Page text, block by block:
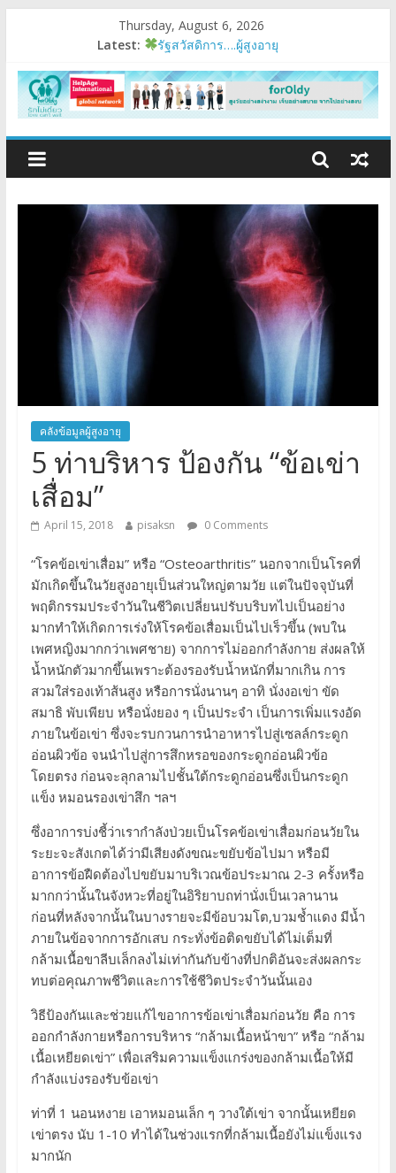
Thursday, August 6, 2026
Latest:
รัฐสวัสดิการ….ผู้สูงอายุ
มนุษย์ต่างวัย
Fest 2026
แรงบันดาลใจหนึ่ง
คลังข้อมูลผู้สูงอายุ
5 ท่าบริหาร ป้องกัน “ข้อเข่า
เสื่อม”
April 15, 2018 pisaksn 0 Comments
“โรคข้อเข่าเสื่อม” หรือ “Osteoarthritis” นอกจากเป็นโรคที่
มักเกิดขึ้นในวัยสูงอายุเป็นส่วนใหญ่ตามวัย แต่ในปัจจุบันที่
พฤติกรรมประจำวันในชีวิตเปลี่ยนปรับบริบทไปเป็นอย่าง
มากทำให้เกิดการเร่งให้โรคข้อเสื่อมเป็นไปเร็วขึ้น (พบใน
เพศหญิงมากกว่าเพศชาย) จากการไม่ออกกำลังกาย ส่งผลให้
น้ำหนักตัวมากขึ้นเพราะต้องรองรับน้ำหนักที่มากเกิน การ
สวมใส่รองเท้าส้นสูง หรือการนั่งนานๆ อาทิ นั่งงอเข่า ขัด
สมาธิ พับเพียบ หรือนั่งยอง ๆ เป็นประจำ เป็นการเพิ่มแรงอัด
ภายในข้อเข่า ซึ่งจะรบกวนการนำอาหารไปสู่เซลล์กระดูก
อ่อนผิวข้อ จนนำไปสู่การสึกหรอของกระดูกอ่อนผิวข้อ
โดยตรง ก่อนจะลุกลามไปชั้นใต้กระดูกอ่อนซึ่งเป็นกระดูก
แข็ง หมอนรองเข่าสึก ฯลฯ
ซึ่งอาการบ่งชี้ว่าเรากำลังป่วยเป็นโรคข้อเข่าเสื่อมก่อนวัยใน
ระยะจะสังเกตได้ว่ามีเสียงดังขณะขยับข้อไปมา หรือมี
อาการข้อฝืดต้องไปขยับมาบริเวณข้อประมาณ 2-3 ครั้งหรือ
มากกว่านั้นในจังหวะที่อยู่ในอิริยาบถท่านั่งเป็นเวลานาน
ก่อนที่หลังจากนั้นในบางรายจะมีข้อบวมโต,บวมช้ำแดง มีน้ำ
ภายในข้อจากการอักเสบ กระทั่งข้อติดขยับได้ไม่เต็มที่
กล้ามเนื้อขาลีบเล็กลงไม่เท่ากันกับข้างที่ปกติอันจะส่งผลกระ
ทบต่อคุณภาพชีวิตและการใช้ชีวิตประจำวันนั้นเอง
วิธีป้องกันและช่วยแก้ไขอาการข้อเข่าเสื่อมก่อนวัย คือ การ
ออกกำลังกายหรือการบริหาร “กล้ามเนื้อหน้าขา” หรือ “กล้าม
เนื้อเหยียดเข่า” เพื่อเสริมความแข็งแกร่งของกล้ามเนื้อให้มี
กำลังแบ่งรองรับข้อเข่า
ท่าที่ 1 นอนหงาย เอาหมอนเล็ก ๆ วางใต้เข่า จากนั้นเหยียด
เข่าตรง นับ 1-10 ทำได้ในช่วงแรกที่กล้ามเนื้อยังไม่แข็งแรง
มากนัก